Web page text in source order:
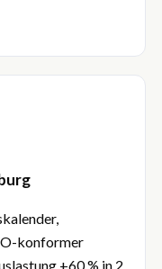
konformer
+60 % in 2